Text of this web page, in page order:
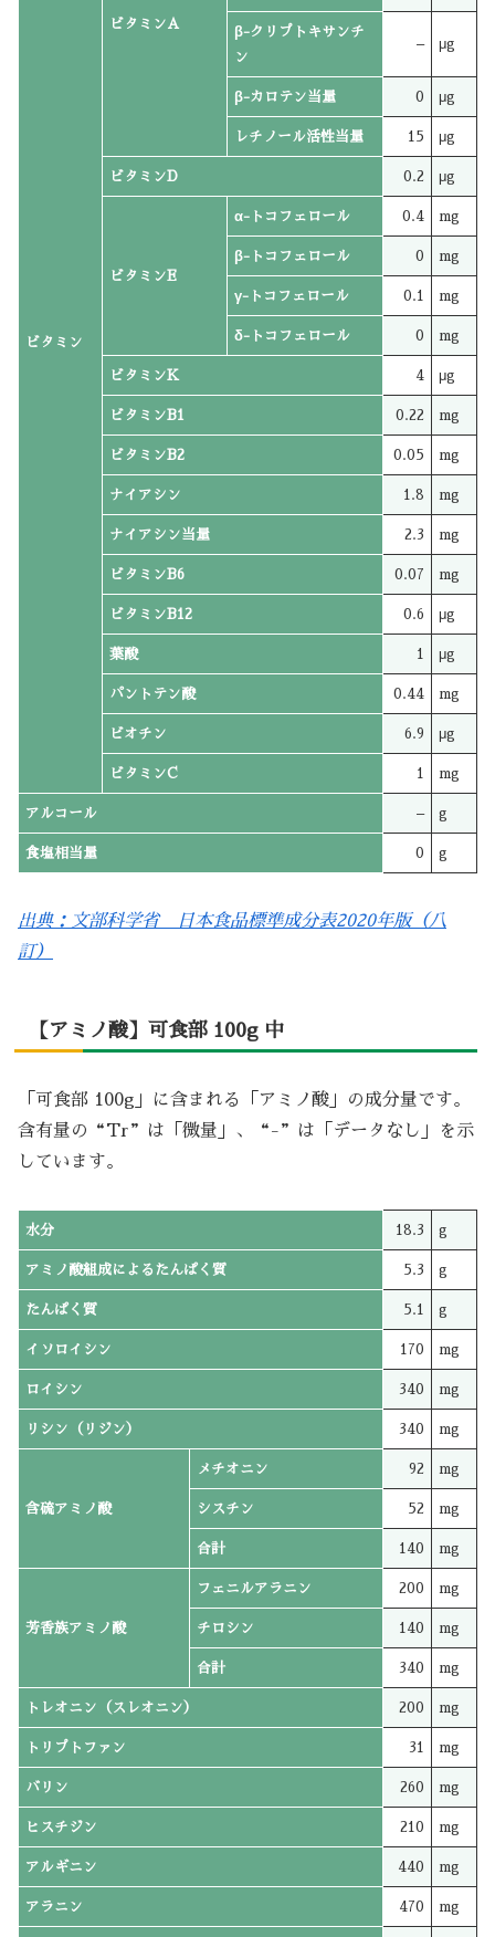
ビタミン
ビタミンA
β-クリプトキサンチ
ン
– μg
β-カロテン当量 0 μg
レチノール活性当量 15 μg
ビタミンD 0.2 μg
ビタミンE
α-トコフェロール 0.4 mg
β-トコフェロール 0 mg
γ-トコフェロール 0.1 mg
δ-トコフェロール 0 mg
ビタミンK 4 μg
ビタミンB1 0.22 mg
ビタミンB2 0.05 mg
ナイアシン 1.8 mg
ナイアシン当量 2.3 mg
ビタミンB6 0.07 mg
ビタミンB12 0.6 μg
葉酸 1 μg
パントテン酸 0.44 mg
ビオチン 6.9 μg
ビタミンC 1 mg
アルコール – g
食塩相当量 0 g
出典：文部科学省 日本食品標準成分表2020年版（八
訂）
【アミノ酸】可食部 100g 中
「可食部 100g」に含まれる「アミノ酸」の成分量です。
含有量の“Tr”は「微量」、“-”は「データなし」を示
しています。
水分 18.3 g
アミノ酸組成によるたんぱく質 5.3 g
たんぱく質 5.1 g
イソロイシン 170 mg
ロイシン 340 mg
リシン（リジン） 340 mg
含硫アミノ酸
メチオニン 92 mg
シスチン 52 mg
合計 140 mg
芳香族アミノ酸
フェニルアラニン 200 mg
チロシン 140 mg
合計 340 mg
トレオニン（スレオニン） 200 mg
トリプトファン 31 mg
バリン 260 mg
ヒスチジン 210 mg
アルギニン 440 mg
アラニン 470 mg